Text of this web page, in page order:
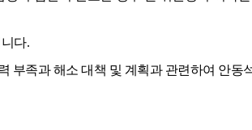
다.
부족과 해소 대책 및 계획과 관련하여 안동